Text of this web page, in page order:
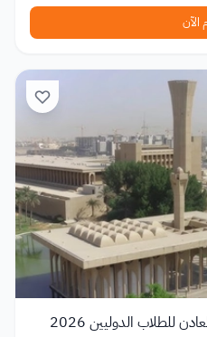
الآن
للطلاب الدوليين 2026